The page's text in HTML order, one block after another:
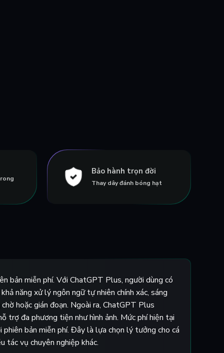
Bảo hành trọn đời
Thay dây đánh bóng hạt
bản miễn phí. Với ChatGPT Plus, người dùng có
năng xử lý ngôn ngữ tự nhiên chính xác, sáng
hoặc gián đoạn. Ngoài ra, ChatGPT Plus
trợ đa phương tiện như hình ảnh. Mức phí hiện tại
bản miễn phí. Đây là lựa chọn lý tưởng cho cá
tác vụ chuyên nghiệp khác.